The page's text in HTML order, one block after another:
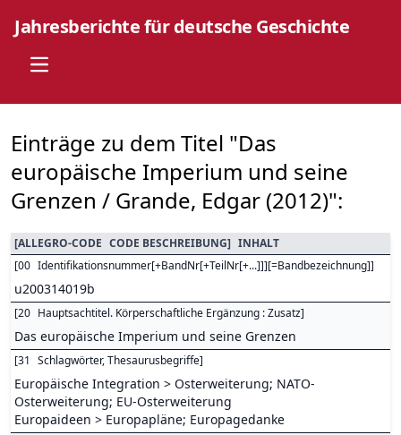
Jahresberichte für deutsche Geschichte
Open main menu
Einträge zu dem Titel "Das
europäische Imperium und seine
Grenzen / Grande, Edgar (2012)":
[ALLEGRO-CODE CODE BESCHREIBUNG] INHALT
[00 Identifikationsnummer[+BandNr[+TeilNr[+...]]][=Bandbezeichnung]]
u200314019b
[20 Hauptsachtitel. Körperschaftliche Ergänzung : Zusatz]
Das europäische Imperium und seine Grenzen
[31 Schlagwörter, Thesaurusbegriffe]
Europäische Integration > Osterweiterung; NATO-
Osterweiterung; EU-Osterweiterung
Europaideen > Europapläne; Europagedanke